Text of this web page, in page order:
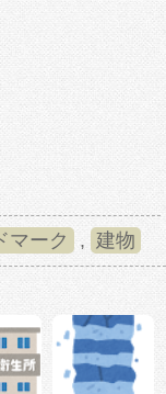
マーク , 建物